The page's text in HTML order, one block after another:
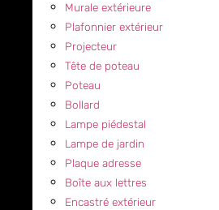
Murale extérieure
Plafonnier extérieur
Projecteur
Tête de poteau
Poteau
Bollard
Lampe piédestal
Lampe de jardin
Plaque adresse
Boîte aux lettres
Encastré extérieur